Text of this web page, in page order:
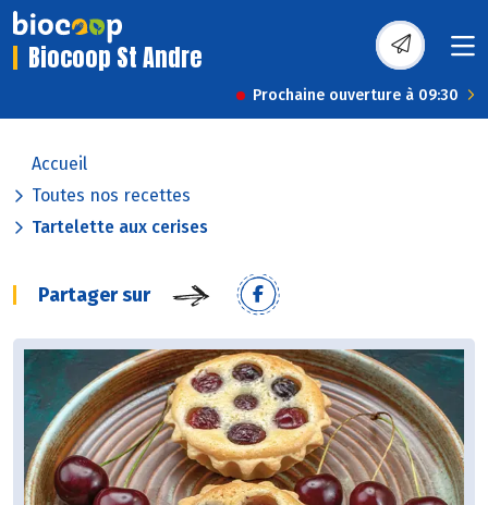
Biocoop St Andre
Prochaine ouverture à 09:30
Accueil
Toutes nos recettes
Tartelette aux cerises
Partager sur